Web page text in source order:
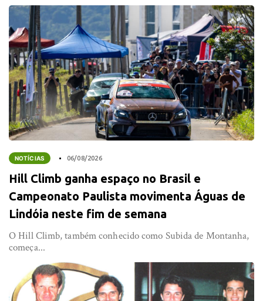
NOTÍCIAS 06/08/2026
Hill Climb ganha espaço no Brasil e
Campeonato Paulista movimenta Águas de
Lindóia neste fim de semana
O Hill Climb, também conhecido como Subida de Montanha,
começa...